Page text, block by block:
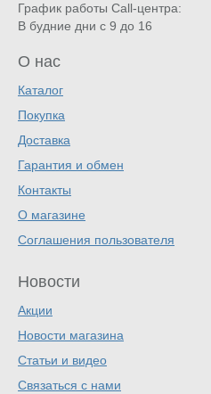
График работы Call-центра:
В будние дни с 9 до 16
О нас
Каталог
Покупка
Доставка
Гарантия и обмен
Контакты
О магазине
Соглашения пользователя
Новости
Акции
Новости магазина
Статьи и видео
Связаться с нами